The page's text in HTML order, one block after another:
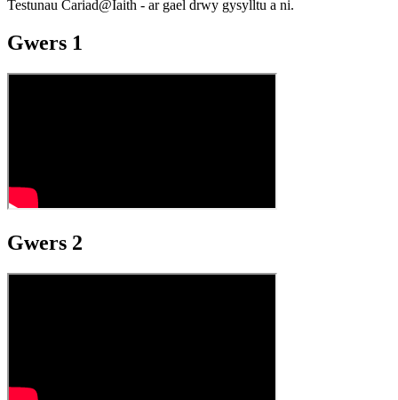
Testunau Cariad@Iaith - ar gael drwy gysylltu a ni.
Gwers 1
Gwers 2